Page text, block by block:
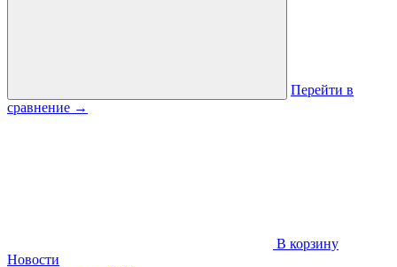
Перейти в
сравнение →
В корзину
Новости